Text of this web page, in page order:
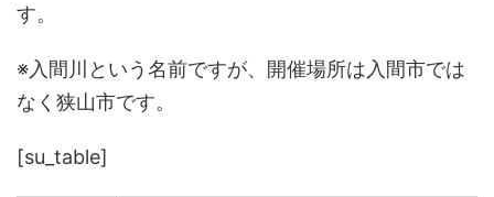
す。
※入間川という名前ですが、開催場所は入間市では
なく狭山市です。
[su_table]